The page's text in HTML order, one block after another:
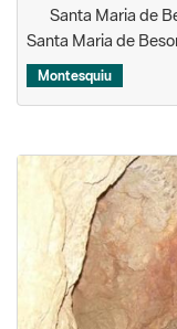
Santa Maria de
Santa Maria de
Montesquiu